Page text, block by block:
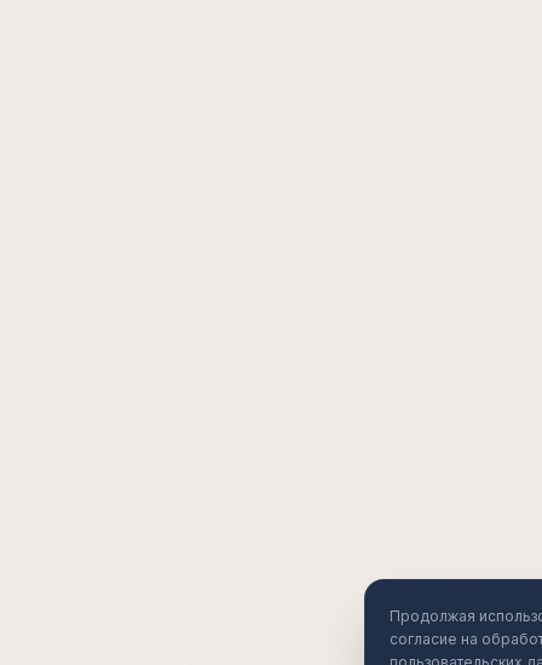
Продолжая
согласие на